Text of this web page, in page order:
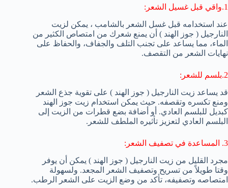
1.واقي قبل غسيل الشعر:
عند استخدامه قبل غسل الشعر بالشامب ، يمكن لزيت
النارجيل ( جوز الهند ) أن يمنع شعرك من امتصاص الكثير من
الماء، مما يساعد على تجنب التلف والجفاف، والحفاظ على
نهايات الشعر من التقصف.
2.بلسم للشعر:
قد يساعد زيت النارجيل ( جوز الهند ) على تقوية جذع الشعر
ومنع تكسره وتقصفه. حيث يمكن استخدام زيت جوز الهند
كبديل للبلسم العادي. أو أضافة بضع قطرات من الزيت إلى
البلسم العادي لتعزيز تأثيره الملطف للشعر.
3. المساعدة في تصفيف الشعر:
مجرد القليل من زيت النارجيل ( جوز الهند ) يمكن أن يوفر
وقتا طويلاً من تسريح وتصفيف الشعر المجعد. ولسهولة
امتصاصه وتصفيفه، تأكد من وضع الزيت على الشعر الرطب.